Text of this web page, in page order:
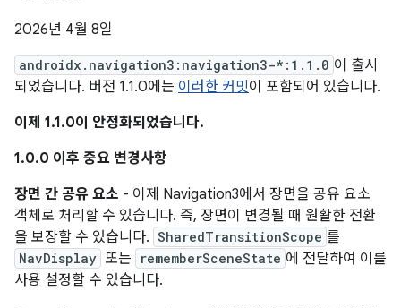
2026년 4월 8일
androidx.navigation3:navigation3-*:1.1.0 이 출시
되었습니다. 버전 1.1.0에는 이러한 커밋이 포함되어 있습니다.
이제 1.1.0이 안정화되었습니다.
1.0.0 이후 중요 변경사항
장면 간 공유 요소 - 이제 Navigation3에서 장면을 공유 요소
객체로 처리할 수 있습니다. 즉, 장면이 변경될 때 원활한 전환
을 보장할 수 있습니다. SharedTransitionScope 를
NavDisplay 또는 rememberSceneState 에 전달하여 이를
사용 설정할 수 있습니다.